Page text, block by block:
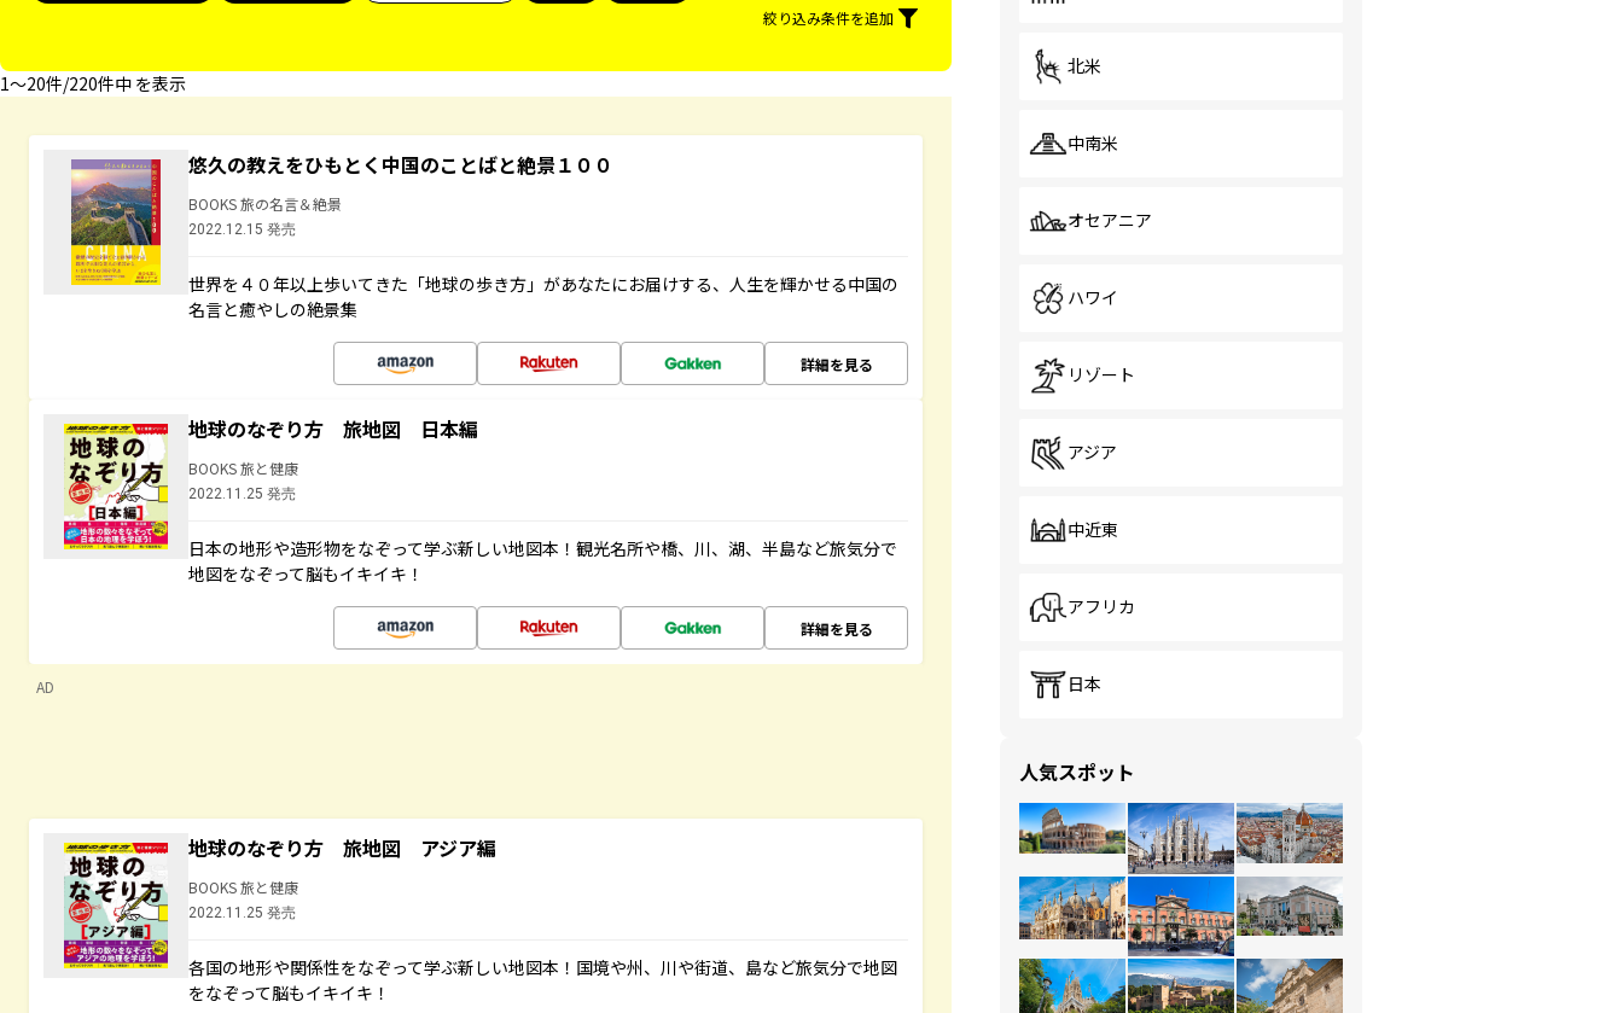
絞り込み条件を追加
1〜20件/220件中 を表示
悠久の教えをひもとく中国のことばと絶景１００
BOOKS 旅の名言＆絶景
2022.12.15 発売
世界を４０年以上歩いてきた「地球の歩き方」があなたにお届けする、人生を輝かせる中国の
名言と癒やしの絶景集
詳細を見る
地球のなぞり方 旅地図 日本編
BOOKS 旅と健康
2022.11.25 発売
日本の地形や造形物をなぞって学ぶ新しい地図本！観光名所や橋、川、湖、半島など旅気分で
地図をなぞって脳もイキイキ！
詳細を見る
AD
地球のなぞり方 旅地図 アジア編
BOOKS 旅と健康
2022.11.25 発売
各国の地形や関係性をなぞって学ぶ新しい地図本！国境や州、川や街道、島など旅気分で地図
をなぞって脳もイキイキ！
北米
中南米
オセアニア
ハワイ
リゾート
アジア
中近東
アフリカ
日本
人気スポット